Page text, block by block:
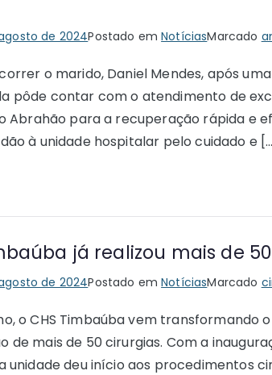
de 2024Postado emNotíciasMarcado
o marido, Daniel Mendes, após
pôde contar com o atendimento de
Abrahão para a recuperação rápida e
à unidade hospitalar pelo cuidado e
já realizou mais de
de 2024Postado emNotíciasMarcado
o CHS Timbaúba vem transformando
de mais de 50 cirurgias. Com a
unidade deu início aos procedimentos